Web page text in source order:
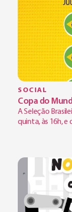
SOCIAL
Copa do
A Seleção
quinta, às 16h, e